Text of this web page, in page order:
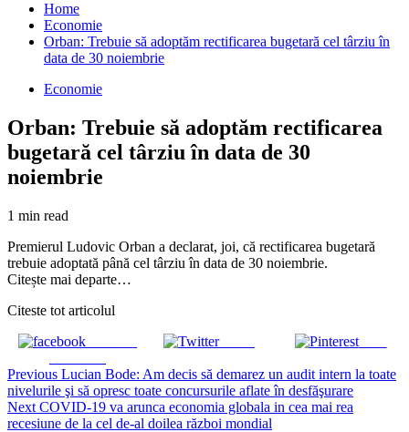
Home
Economie
Orban: Trebuie să adoptăm rectificarea bugetară cel târziu în
data de 30 noiembrie
Economie
Orban: Trebuie să adoptăm rectificarea
bugetară cel târziu în data de 30
noiembrie
1 min read
Premierul Ludovic Orban a declarat, joi, că rectificarea bugetară
trebuie adoptată până cel târziu în data de 30 noiembrie.
Citește mai departe…
Citeste tot articolul
Tweet Save
Continue
Reading
Previous Lucian Bode: Am decis să demarez un audit intern la toate
nivelurile şi să opresc toate concursurile aflate în desfăşurare
Next COVID-19 va arunca economia globala in cea mai rea
recesiune de la cel de-al doilea război mondial